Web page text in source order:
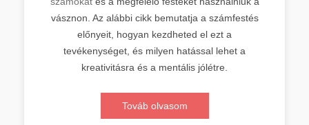
vásznon. Az alábbi cikk bemutatja a számfestés
előnyeit, hogyan kezdheted el ezt a
tevékenységet, és milyen hatással lehet a
kreativitásra és a mentális jólétre.
Továb olvasom